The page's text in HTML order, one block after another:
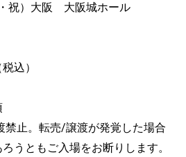
祝）大阪 大阪城ホール
込）
止。転売/譲渡が発覚した場合
うともご入場をお断りします。